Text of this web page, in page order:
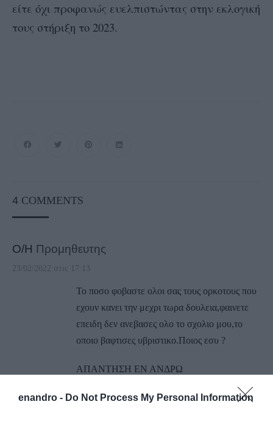
enandro - Do Not Process My Personal Information
είτε όχι προφανώς ευελπιστώντας στην εκλογική
τους στήριξη το 2023.
4 COMMENTS
Ο/Η Προμηθευτης
23/02/2022 στις 17:13
Το ποσο φοβαστε ολοι σας τους ορκοτους που
εχουν κανει την μεχρι τωρα δουλεια,φαινετε
επειδη δεν ανεβασες ολο το σχολιο μου,το
οποιο βαφτισες υβριστικο.Ποιος εσυ ?
ΑΠΑΝΤΗΣΗ ΕΝ ΑΝΔΡΩ
Ναι εγώ. Μάθε να μην γράφεις με υβριστικά
υπονοούμενα. Ή, αν θες έτσι μόνο